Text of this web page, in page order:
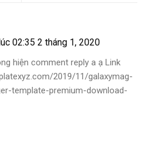
02:35 2 tháng 1, 2020
hiện comment reply a ạ Link
2019/11/galaxymag-
template-premium-download-